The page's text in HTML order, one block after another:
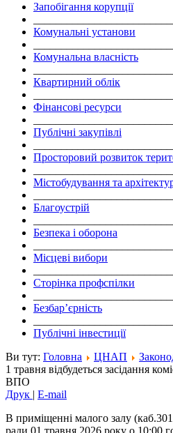
Запобігання корупції
Комунальні установи
Комунальна власність
Квартирний облік
Фінансові ресурси
Публічні закупівлі
Просторовий розвиток
Містобудування та
Благоустрій
Безпека і оборона
Місцеві вибори
Сторінка профспілки
Безбар’єрність
Публічні інвестиції
Ви тут: Головна ЦНАП
1 травня відбудеться засідання
ВПО
Друк | E-mail
В приміщенні малого залу